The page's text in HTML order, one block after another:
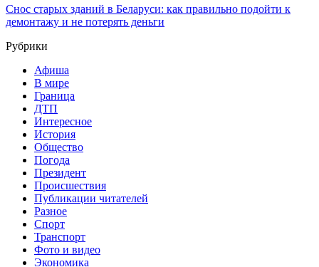
Снос старых зданий в Беларуси: как правильно подойти к
демонтажу и не потерять деньги
Рубрики
Афиша
В мире
Граница
ДТП
Интересное
История
Общество
Погода
Президент
Происшествия
Публикации читателей
Разное
Спорт
Транспорт
Фото и видео
Экономика